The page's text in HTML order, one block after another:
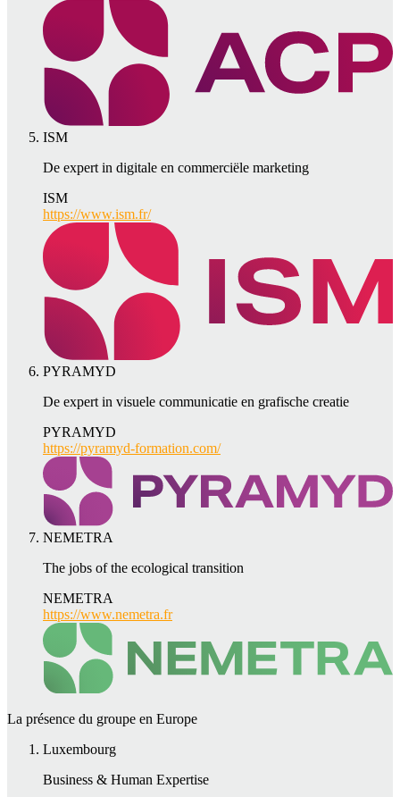
ISM
De expert in digitale en commerciële marketing
ISM
https://www.ism.fr/
PYRAMYD
De expert in visuele communicatie en grafische creatie
PYRAMYD
https://pyramyd-formation.com/
NEMETRA
The jobs of the ecological transition
NEMETRA
https://www.nemetra.fr
La présence du groupe en Europe
Luxembourg
Business & Human Expertise